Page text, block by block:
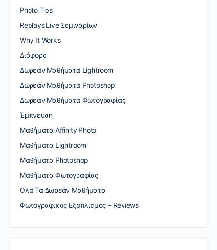
Photo Tips
Replays Live Σεμιναρίων
Why It Works
Διάφορα
Δωρεάν Μαθήματα Lightroom
Δωρεάν Μαθήματα Photoshop
Δωρεάν Μαθήματα Φωτογραφίας
Έμπνευση
Μαθήματα Affinity Photo
Μαθήματα Lightroom
Μαθήματα Photoshop
Μαθήματα Φωτογραφίας
Ολα Τα Δωρεάν Μαθήματα
Φωτογραφικός Εξοπλισμός – Reviews